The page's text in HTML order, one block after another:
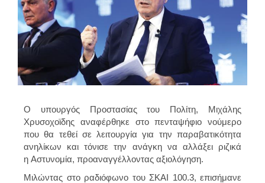
Ο υπουργός Προστασίας του Πολίτη, Μιχάλης
Χρυσοχοϊδης αναφέρθηκε στο πενταψήφιο νούμερο
που θα τεθεί σε λειτουργία για την παραβατικότητα
ανηλίκων και τόνισε την ανάγκη να αλλάξει ριζικά
η Αστυνομία, προαναγγέλλοντας αξιολόγηση.
Μιλώντας στο ραδιόφωνο του ΣΚΑΙ 100.3, επισήμανε